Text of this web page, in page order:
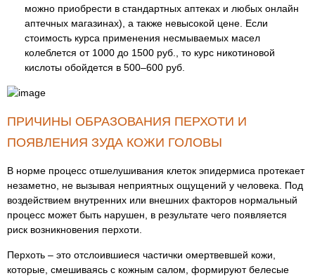
можно приобрести в стандартных аптеках и любых онлайн
аптечных магазинах), а также невысокой цене. Если
стоимость курса применения несмываемых масел
колеблется от 1000 до 1500 руб., то курс никотиновой
кислоты обойдется в 500–600 руб.
ПРИЧИНЫ ОБРАЗОВАНИЯ ПЕРХОТИ И
ПОЯВЛЕНИЯ ЗУДА КОЖИ ГОЛОВЫ
В норме процесс отшелушивания клеток эпидермиса протекает
незаметно, не вызывая неприятных ощущений у человека. Под
воздействием внутренних или внешних факторов нормальный
процесс может быть нарушен, в результате чего появляется
риск возникновения перхоти.
Перхоть – это отслоившиеся частички омертвевшей кожи,
которые, смешиваясь с кожным салом, формируют белесые